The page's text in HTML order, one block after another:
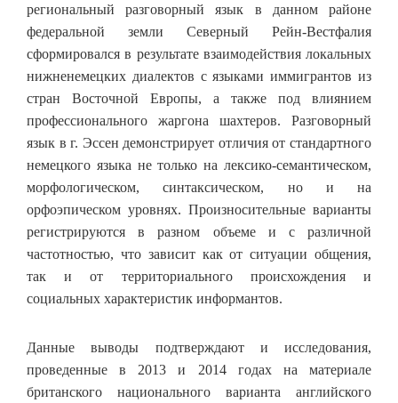
региональный разговорный язык в данном районе
федеральной земли Северный Рейн-Вестфалия
сформировался в результате взаимодействия локальных
нижненемецких диалектов с языками иммигрантов из
стран Восточной Европы, а также под влиянием
профессионального жаргона шахтеров. Разговорный
язык в г. Эссен демонстрирует отличия от стандартного
немецкого языка не только на лексико-семантическом,
морфологическом, синтаксическом, но и на
орфоэпическом уровнях. Произносительные варианты
регистрируются в разном объеме и с различной
частотностью, что зависит как от ситуации общения,
так и от территориального происхождения и
социальных характеристик информантов.
Данные выводы подтверждают и исследования,
проведенные в 2013 и 2014 годах на материале
британского национального варианта английского